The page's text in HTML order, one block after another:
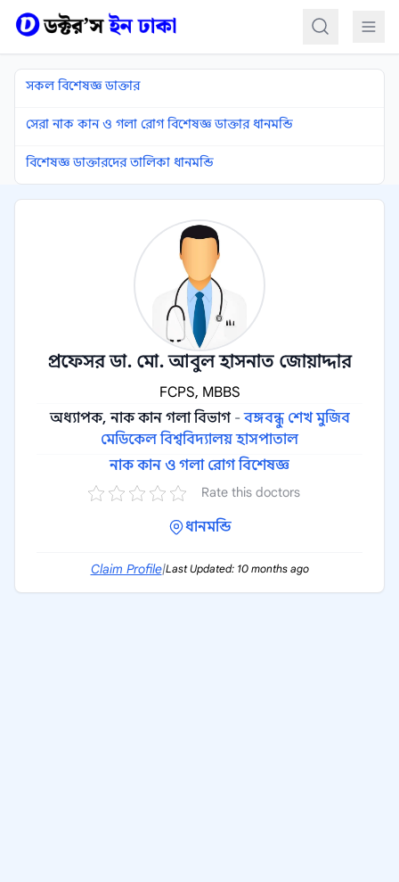
সকল বিশেষজ্ঞ ডাক্তার
সেরা নাক কান ও গলা রোগ বিশেষজ্ঞ ডাক্তার ধানমন্ডি
বিশেষজ্ঞ ডাক্তারদের তালিকা ধানমন্ডি
প্রফেসর ডা. মো. আবুল হাসনাত জোয়াদ্দার
FCPS, MBBS
অধ্যাপক, নাক কান গলা বিভাগ -বঙ্গবন্ধু শেখ মুজিব
মেডিকেল বিশ্ববিদ্যালয় হাসপাতাল
নাক কান ও গলা রোগ বিশেষজ্ঞ
Rate this doctors
ধানমন্ডি
Claim Profile|Last Updated: 10 months ago